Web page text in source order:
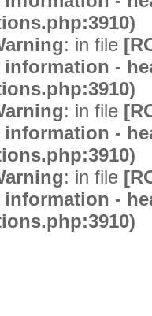
: in file
-
: in file
-
: in file
-